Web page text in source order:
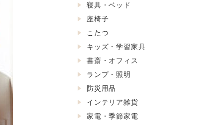
寝具・ベッド
座椅子
こたつ
キッズ・学習家具
書斎・オフィス
ランプ・照明
防災用品
インテリア雑貨
家電・季節家電